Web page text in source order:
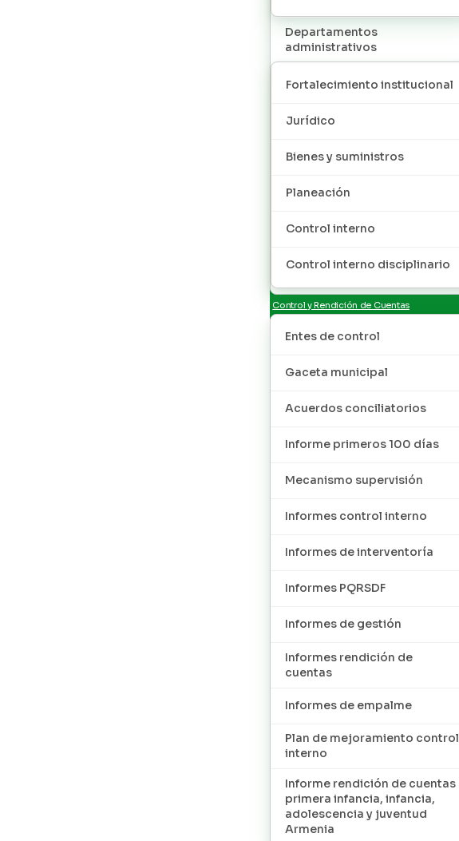
Departamentos
administrativos
Fortalecimiento institucional
Jurídico
Bienes y suministros
Planeación
Control interno
Control interno disciplinario
Control y Rendición de Cuentas
Entes de control
Gaceta municipal
Acuerdos conciliatorios
Informe primeros 100 días
Mecanismo supervisión
Informes control interno
Informes de interventoría
Informes PQRSDF
Informes de gestión
Informes rendición de
cuentas
Informes de empalme
Plan de mejoramiento control
interno
Informe rendición de cuentas
primera infancia, infancia,
adolescencia y juventud
Armenia